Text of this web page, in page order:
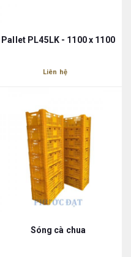
Pallet PL45LK - 1100 x 1100
Liên hệ
Sóng cà chua